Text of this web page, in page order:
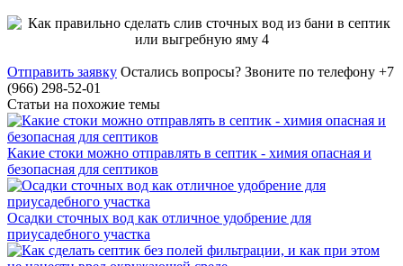
Отправить заявку Остались вопросы? Звоните по телефону +7
(966) 298-52-01
Статьи на похожие темы
Какие стоки можно отправлять в септик - химия опасная и
безопасная для септиков
Осадки сточных вод как отличное удобрение для
приусадебного участка